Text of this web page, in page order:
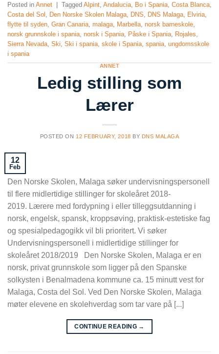
Posted in Annet | Tagged Alpint Andalucia Bo i Spania Costa Blanca
Costa del Sol
Den Norske Skolen Malaga DNS DNS Malaga Elviria
flytte til syden Gran Canaria malaga Marbella norsk barneskole
norsk grunnskole i spania norsk i Spania Påske i Spania Rojales
Sierra Nevada Ski Ski i spania skole i Spania spania ungdomsskole
i spania
ANNET
Ledig stilling som
Lærer
POSTED ON 12 FEBRUARY, 2018 BY DNS MALAGA
12
Feb
Den Norske Skolen, Malaga søker undervisningspersonell
til flere midlertidige stillinger for skoleåret 2018-
2019. Lærere med fordypning i eller tilleggsutdanning i
norsk, engelsk, spansk, kroppsøving, praktisk-estetiske fag
og spesialpedagogikk vil bli prioritert. Vi søker
Undervisningspersonell i midlertidige stillinger for
skoleåret 2018/2019 Den Norske Skolen, Malaga er en
norsk, privat grunnskole som ligger på den Spanske
solkysten i Benalmadena kommune ca. 15 minutt vest for
Malaga, Costa del Sol. Ved Den Norske Skolen, Malaga
møter elevene en skolehverdag som tar vare på [...]
CONTINUE READING →